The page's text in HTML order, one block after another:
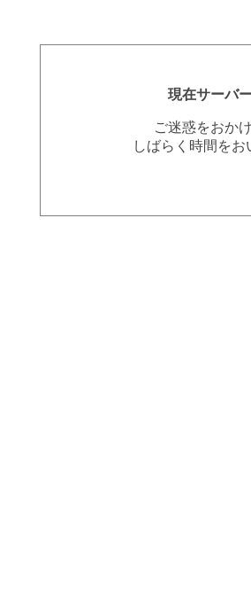
現在サーバ
ご迷惑をおか
しばらく時間を